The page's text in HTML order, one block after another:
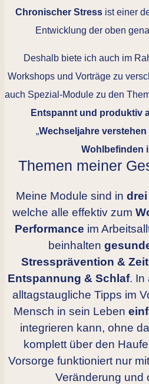
Chronischer Stress ist einer
Entwicklung der oben
Deshalb biete ich auch im
Workshops und Vorträge zu
auch Spezial-Module zu den
Entspannt und produktiv
„Wechseljahre verstehen
Wohlbefinden
Themen meiner
Meine Module sind in
welche alle effektiv zum
Performance im
beinhalten
Stressprävention &
Entspannung & Schlaf. In
alltagstaugliche Tipps im
Mensch in sein Leben
integrieren kann, ohne
komplett über den
Vorsorge funktioniert nur
Veränderung und